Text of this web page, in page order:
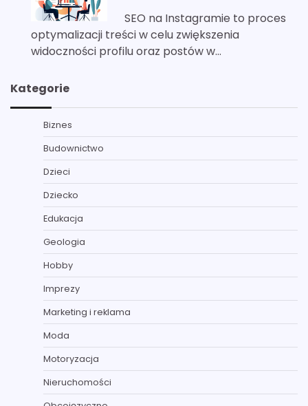
SEO na Instagramie to proces
optymalizacji treści w celu zwiększenia
widoczności profilu oraz postów w…
Kategorie
Biznes
Budownictwo
Dzieci
Dziecko
Edukacja
Geologia
Hobby
Imprezy
Marketing i reklama
Moda
Motoryzacja
Nieruchomości